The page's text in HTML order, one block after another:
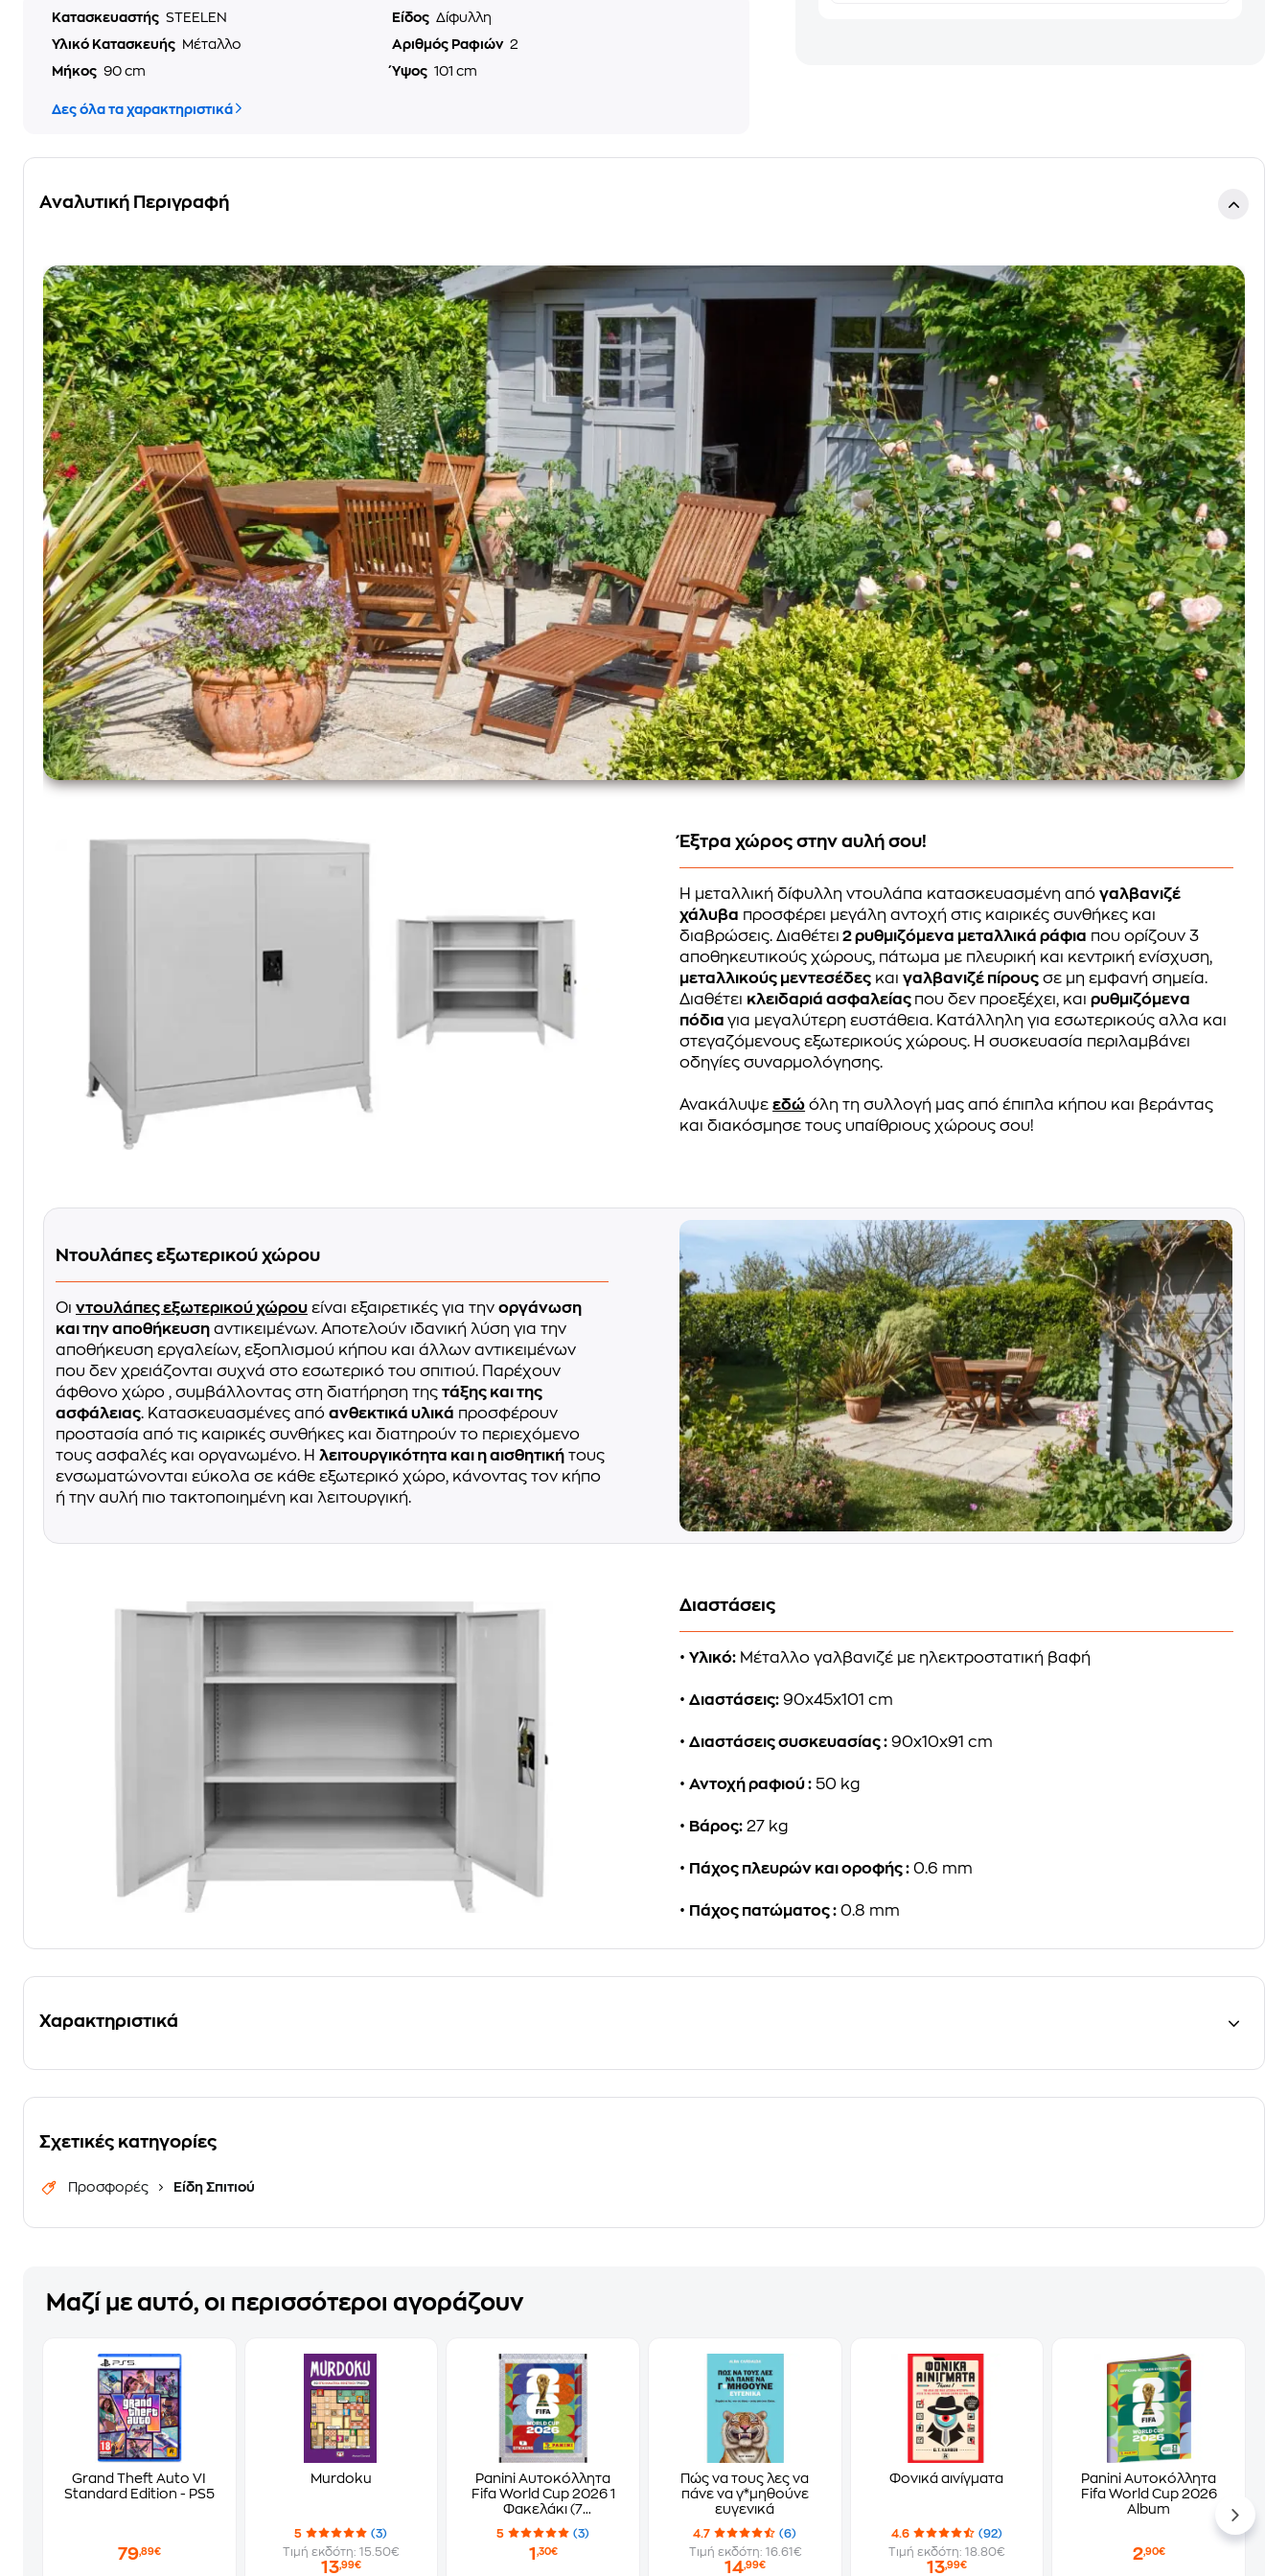
Κατασκευαστής STEELEN Είδος Δίφυλλη
Υλικό Κατασκευής
Μέταλλο Αριθμός Ραφιών 2
Μήκος 90 cm Ύψος 101 cm
Δες όλα τα χαρακτηριστικά
Αναλυτική Περιγραφή
Έξτρα χώρος στην αυλή σου!
Η μεταλλική δίφυλλη ντουλάπα κατασκευασμένη απόγαλβανιζέ
χάλυβα προσφέρει μεγάλη αντοχή στις καιρικές συνθήκες και
διαβρώσεις. Διαθέτει 2 ρυθμιζόμενα μεταλλικά ράφια που ορίζουν 3
αποθηκευτικούς χώρους, πάτωμα με πλευρική και κεντρική ενίσχυση,
μεταλλικούς μεντεσέδες καιγαλβανιζέ πίρους σε μη εμφανή σημεία.
Διαθέτει κλειδαριά ασφαλείας που δεν προεξέχει, καιρυθμιζόμενα
πόδιαγια μεγαλύτερη ευστάθεια. Κατάλληλη για εσωτερικούς αλλα και
στεγαζόμενους εξωτερικούς χώρους. Η συσκευασία περιλαμβάνει
οδηγίες συναρμολόγησης.
Ανακάλυψεεδώ όλη τη συλλογή μας από έπιπλα κήπου και βεράντας
και διακόσμησε τους υπαίθριους χώρους σου!
Ντουλάπες εξωτερικού χώρου
Οι ντουλάπες εξωτερικού χώρου είναι εξαιρετικές για την οργάνωση
και την αποθήκευση αντικειμένων. Αποτελούν ιδανική λύση για την
αποθήκευση εργαλείων, εξοπλισμού κήπου και άλλων αντικειμένων
που δεν χρειάζονται συχνά στο εσωτερικό του σπιτιού. Παρέχουν
άφθονο χώρο , συμβάλλοντας στη διατήρηση της τάξης και της
ασφάλειας. Κατασκευασμένες από ανθεκτικά υλικά προσφέρουν
προστασία από τις καιρικές συνθήκες και διατηρούν το περιεχόμενο
τους ασφαλές και οργανωμένο. Η λειτουργικότητα και η αισθητική τους
ενσωματώνονται εύκολα σε κάθε εξωτερικό χώρο, κάνοντας τον κήπο
ή την αυλή πιο τακτοποιημένη και λειτουργική.
Διαστάσεις
•Υλικό: Μέταλλο γαλβανιζέ με ηλεκτροστατική βαφή
•Διαστάσεις: 90x45x101 cm
•Διαστάσεις συσκευασίας : 90x10x91 cm
•Αντοχή ραφιού : 50 kg
• Βάρος: 27 kg
• Πάχος πλευρών και οροφής : 0.6 mm
• Πάχος πατώματος : 0.8 mm
Χαρακτηριστικά
Σχετικές κατηγορίες
Προσφορές Είδη Σπιτιού
Μαζί με αυτό, οι περισσότεροι αγοράζουν
Grand Theft Auto VI
Standard Edition - PS5
79,89€
Murdoku
5
(3)
Τιμή εκδότη: 15.50€
13,99€
Panini Αυτοκόλλητα
Fifa World Cup 2026 1
Φακελάκι (7
Αυτοκόλλητα)
5 (3)
1 ,30€
Πώς να τους λες να
πάνε να γ*μηθούνε
ευγενικά
4.7
(6)
Τιμή εκδότη: 16.61€
14,99€
Φονικά αινίγματα
4.6
(92)
Τιμή εκδότη: 18.80€
13,99€
Panini Αυτοκόλλητα
Fifa World Cup 2026
Album
2,90€